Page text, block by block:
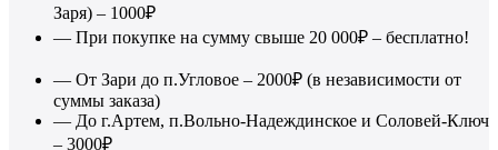
Заря) – 1000₽
— При покупке на сумму свыше 20 000₽ – бесплатно!
— От Зари до п.Угловое – 2000₽ (в независимости от
суммы заказа)
— До г.Артем, п.Вольно-Надеждинское и Соловей-Ключ
– 3000₽